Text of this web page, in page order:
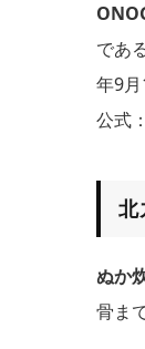
であ
年9
公式：
北
ぬか
骨ま